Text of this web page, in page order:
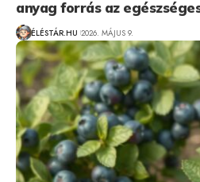
anyag forrás az
ÉLÉSTÁR.HU 2026. MÁJUS 9.